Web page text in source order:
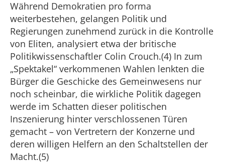
Während Demokratien pro forma
weiterbestehen, gelangen Politik und
Regierungen zunehmend zurück in die Kontrolle
von Eliten, analysiert etwa der britische
Politikwissenschaftler Colin Crouch.(4) In zum
„Spektakel“ verkommenen Wahlen lenkten die
Bürger die Geschicke des Gemeinwesens nur
noch scheinbar, die wirkliche Politik dagegen
werde im Schatten dieser politischen
Inszenierung hinter verschlossenen Türen
gemacht – von Vertretern der Konzerne und
deren willigen Helfern an den Schaltstellen der
Macht.(5)